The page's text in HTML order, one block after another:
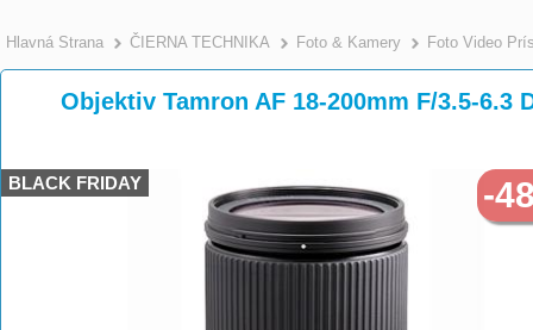
Hlavná Strana >
ČIERNA TECHNIKA >
Foto & Kamery Foto Video
Objektiv Tamron AF 18-200mm F/3.5-6.3
BLACK FRIDAY -